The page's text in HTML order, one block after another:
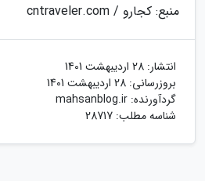
منبع: کجارو / cntraveler.com
انتشار: 28 اردیبهشت 1401
بروزرسانی: 28 اردیبهشت 1401
گردآورنده: mahsanblog.ir
شناسه مطلب: 28717